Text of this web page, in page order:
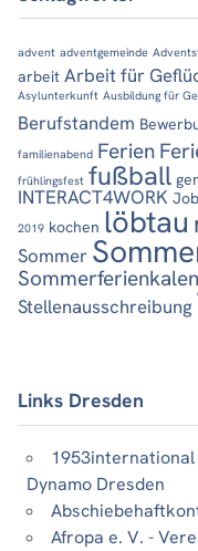
advent adventgemeinde
arbeit Arbeit für
Asylunterkunft Ausbildung für
Berufstandem
familienabend Ferien
frühlingsfest fußball
INTERACT4WORK Job
2019 kochen löbtau
Sommer
Stellenausschreibung
Links Dresden
Dynamo Dresden
Afropa e. V. -